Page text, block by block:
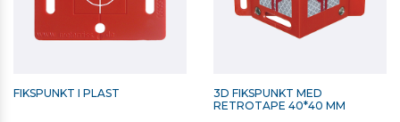
FIKSPUNKT I PLAST
3D FIKSPUNKT MED
RETROTAPE 40*40 MM